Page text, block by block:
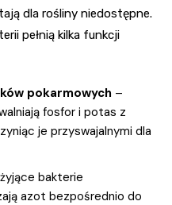
dla rośliny niedostępne.
pełnią kilka funkcji
pokarmowych –
fosfor i potas z
je przyswajalnymi dla
bakterie
azot bezpośrednio do